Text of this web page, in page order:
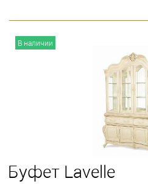
В наличии
Буфет Lavelle